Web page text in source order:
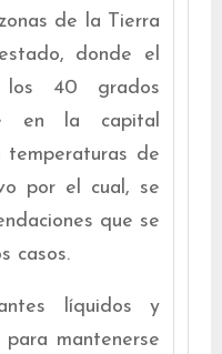
de la Tierra
donde el
los 40 grados
en la capital
temperaturas de
por el cual, se
que se
casos.
líquidos y
mantenerse